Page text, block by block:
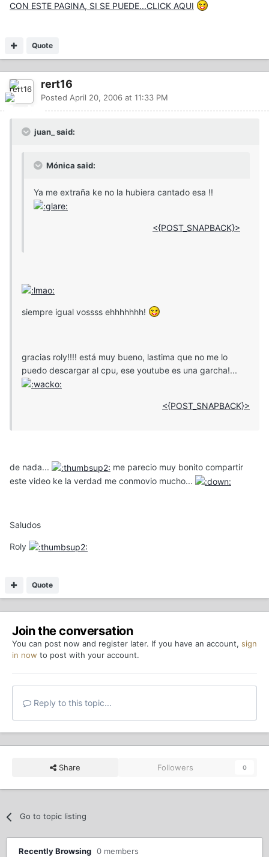
CON ESTE PAGINA, SI SE PUEDE...CLICK AQUI
Quote
rert16
Posted April 20, 2006 at 11:33 PM
juan_ said:
Mónica said:
Ya me extraña ke no la hubiera cantado esa !!
<{POST_SNAPBACK}>
siempre igual vossss ehhhhhhh!
gracias roly!!!! está muy bueno, lastima que no me lo
puedo descargar al cpu, ese youtube es una garcha!...
<{POST_SNAPBACK}>
de nada...
me parecio muy bonito compartir
este video ke la verdad me conmovio mucho...
Saludos
Roly
Quote
Join the conversation
You can post now and register later. If you have an account, sign
in now to post with your account.
Reply to this topic...
Share Followers 0
Go to topic listing
Recently Browsing 0 members